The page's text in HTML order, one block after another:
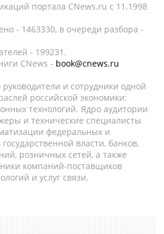
портала CNews.ru c 11.1998
- 1463330, в очереди разбора -
- 199231.
CNews - book@cnews.ru
и сотрудники одной
российской экономики:
технологий. Ядро аудитории
и технические специалисты
федеральных и
власти, банков,
розничных сетей, а также
компаний-поставщиков
и услуг связи.